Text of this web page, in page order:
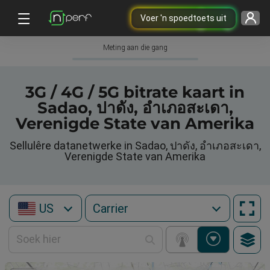
Voer 'n spoedtoets uit
Meting aan die gang
3G / 4G / 5G bitrate kaart in
Sadao, ปาดัง, อำเภอสะเดา,
Verenigde State van Amerika
Sellulêre datanetwerke in Sadao, ปาดัง, อำเภอสะเดา,
Verenigde State van Amerika
US